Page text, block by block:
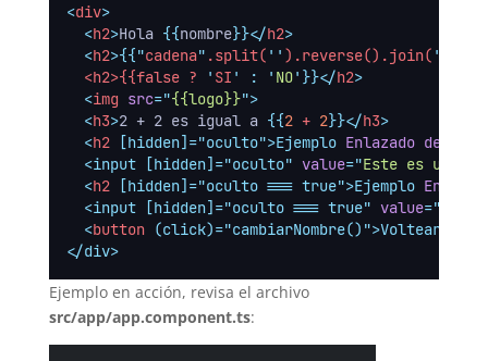
<div>
<h2>Hola {{nombre}}</h2>
<h2>{{"cadena" .split( '' ).reverse().join( ''
  <h2>{{false ?
' SI ' : ' NO' }}</h2>
<img src="{{logo}}">
<h3>2 + 2 es igual a {{2 + 2}}</h3>
<h2 [hidden]="oculto">Ejemplo Enlazado de
  <input [hidden]="oculto"
value="Este es un
<h2 [hidden]="oculto === true">Ejemplo
  <input [hidden]="oculto === true"
value="
<button (click)="cambiarNombre()">Voltear
</div>
Ejemplo en acción, revisa el archivo
src/app/app.component.ts: